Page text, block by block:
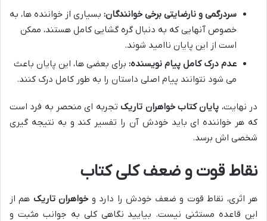
سردرگمی و نارضایتی برخی خوانندگان: بسیاری از خواننده ها، به
خصوص آنهایی که به دنبال گره گشایی کامل هستند، ممکن
است از این پایان ناامید شوند.
عدم درک کامل پیام نویسنده: برای بعضی ها، این پایان باعث
می شود نتوانند پیام اصلی داستان را به طور کامل درک کنند.
در نهایت، پایان کتاب خواهران تاریک تجربه ای منحصر به فرد است
که هر خواننده ای باید خودش آن را تفسیر کند و به نتیجه گیری
شخصی اش برسد.
نقاط قوت و ضعف کلی کتاب
هر اثری، نقاط قوت و ضعف خودش را دارد و خواهران تاریک هم از
این قاعده مستثنی نیست. بیایید نگاهی کلی به جوانب مثبت و